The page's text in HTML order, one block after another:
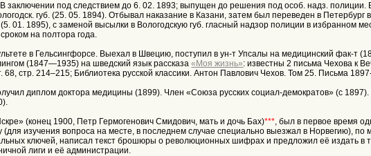
заключении под следствием до 6. 02. 1893; выпущен до решения под особ. надз.
губ. (25. 05. 1894). Отбывал наказание в Казани, затем был переведен в
1895), с заменой высылки в Вологодскую губ. гласный надзор полиции в избранном
на полтора года.
в Гельсингфорсе. Выехал в Швецию, поступил в ун-т Упсалы на медицинский фак-т
(1847—1935) на шведский язык рассказа«Моя жизнь»: известны 2 письма Чехова к
стр. 214–215; Библиотека русской классики. Антон Павлович Чехов. Том 25. Письма
диплом доктора медицины (1899). Член «Союза русских социал-демократов» (с
(конец 1900, Петр Гермогенович Смидович, мать и дочь Бах)***, был в первое время
изучения вопроса на месте, в последнем случае специально выезжал в Норвегию),
ключей, написал текст брошюры о революционных шифрах и предложил её издать в
лиги и её администрации.